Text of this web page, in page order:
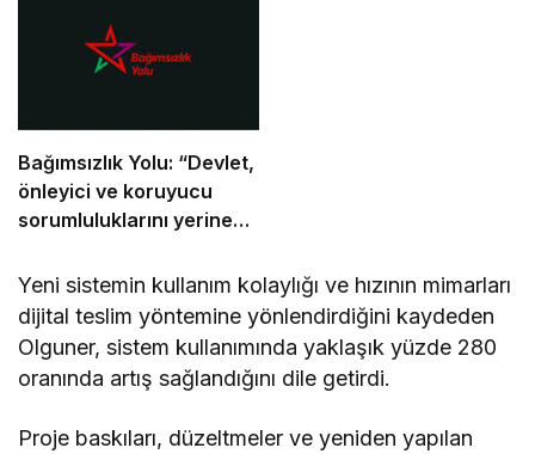
Bağımsızlık Yolu: “Devlet,
önleyici ve koruyucu
sorumluluklarını yerine
Yeni sistemin kullanım kolaylığı ve hızının mimarları
dijital teslim yöntemine yönlendirdiğini kaydeden
Olguner, sistem kullanımında yaklaşık yüzde 280
oranında artış sağlandığını dile getirdi.
Proje baskıları, düzeltmeler ve yeniden yapılan